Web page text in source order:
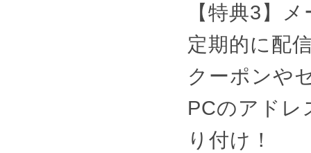
【特典3】
定期的に配
クーポンや
PCのアドレ
り付け！